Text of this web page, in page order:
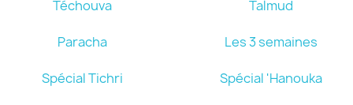
Téchouva Talmud
Paracha Les 3 semaines
Spécial Tichri Spécial 'Hanouka